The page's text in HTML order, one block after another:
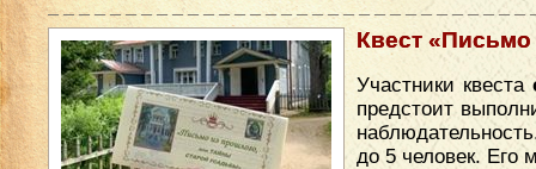
Квест
Участники квеста
предстоит
до 5 человек. Его